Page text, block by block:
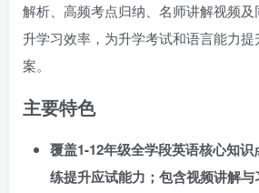
解析、高频考点归纳、名师讲解视频
升学习效率，为升学考试和语言能力
案。
主要特色
覆盖1-12年级全学段英语核心知
练提升应试能力；包含视频讲解